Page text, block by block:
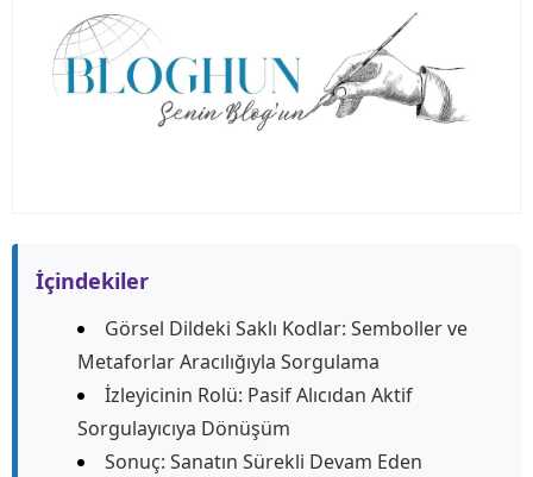
İçindekiler
Görsel Dildeki Saklı Kodlar: Semboller ve
Metaforlar Aracılığıyla Sorgulama
İzleyicinin Rolü: Pasif Alıcıdan Aktif
Sorgulayıcıya Dönüşüm
Sonuç: Sanatın Sürekli Devam Eden